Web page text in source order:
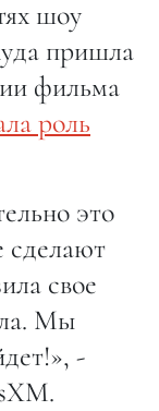
шоу
пришла
фильма
роль
это
сделают
свое
Мы
-